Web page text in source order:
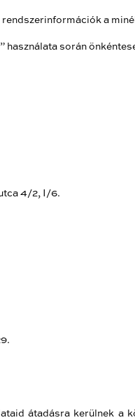
a
használata során
4/2, I/6.
átadásra kerülnek a